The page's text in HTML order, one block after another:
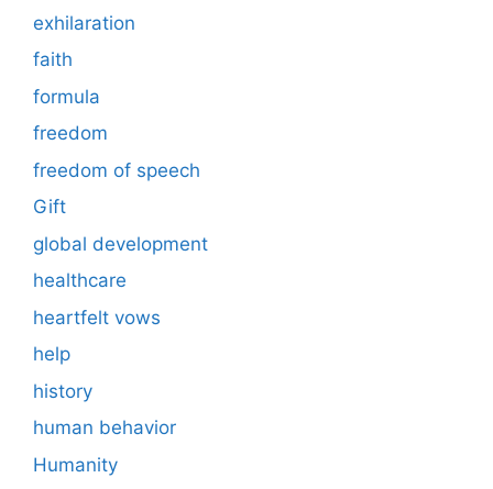
exhilaration
faith
formula
freedom
freedom of speech
Gift
global development
healthcare
heartfelt vows
help
history
human behavior
Humanity